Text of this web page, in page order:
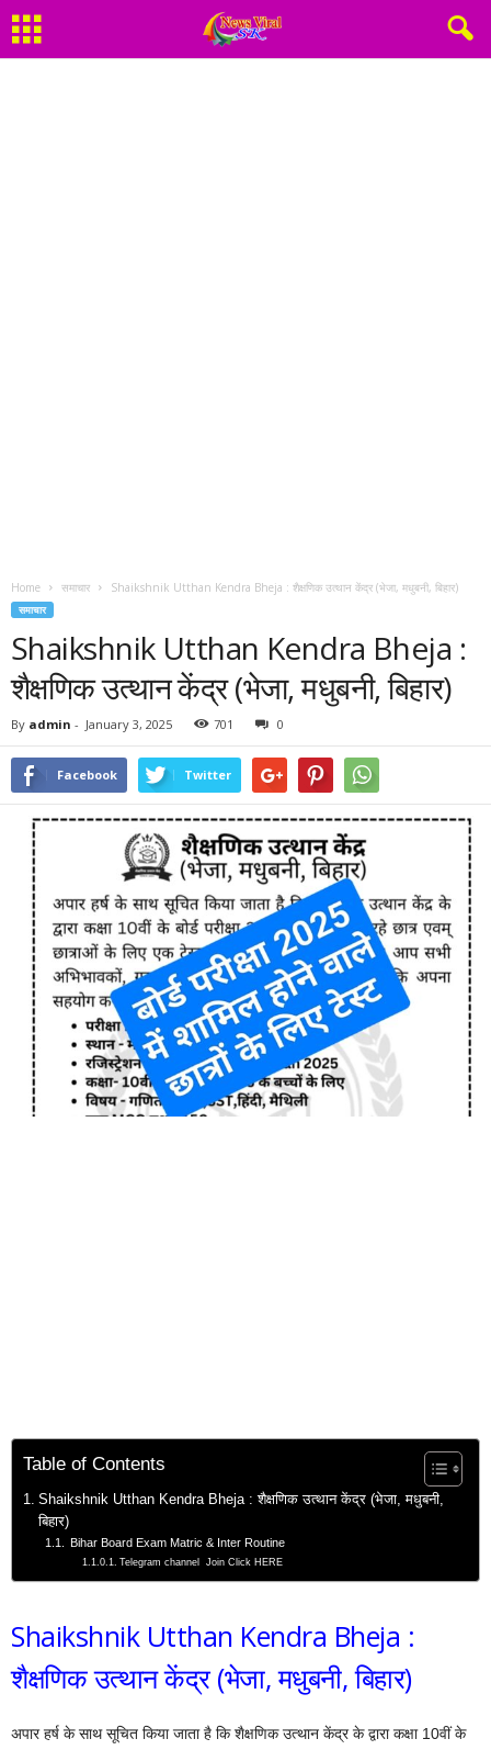
Home समाचार Shaikshnik Utthan Kendra Bheja : शैक्षणिक उत्थान केंद्र (भेजा, मधुबनी, बिहार)
समाचार
Shaikshnik Utthan Kendra Bheja :
शैक्षणिक उत्थान केंद्र (भेजा, मधुबनी, बिहार)
By admin - January 3, 2025 701 0
Facebook Twitter
Table of Contents
Shaikshnik Utthan Kendra Bheja : शैक्षणिक उत्थान केंद्र (भेजा, मधुबनी,
बिहार)
Bihar Board Exam Matric & Inter Routine
Telegram channel Join Click HERE
Shaikshnik Utthan Kendra Bheja :
शैक्षणिक उत्थान केंद्र (भेजा, मधुबनी, बिहार)
अपार हर्ष के साथ सूचित किया जाता है कि शैक्षणिक उत्थान केंद्र के द्वारा कक्षा 10वीं के